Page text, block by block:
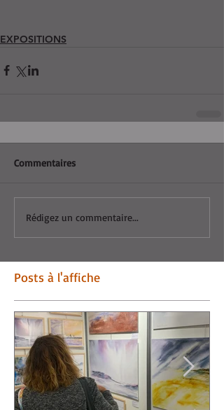
EXPOSITIONS
Commentaires
Rédigez un commentaire...
Posts à l'affiche